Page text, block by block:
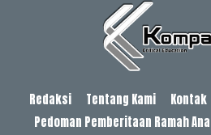
Redaksi Tentang Kami Kontak
Pedoman Pemberitaan Ramah